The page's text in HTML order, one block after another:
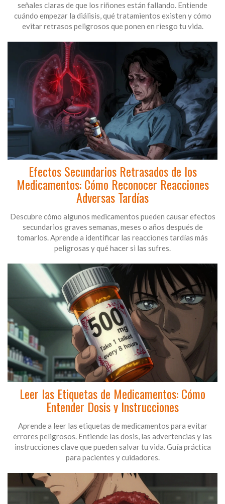
señales claras de que los riñones están fallando. Entiende
cuándo empezar la diálisis, qué tratamientos existen y cómo
evitar retrasos peligrosos que ponen en riesgo tu vida.
Efectos Secundarios Retrasados de los
Medicamentos: Cómo Reconocer Reacciones
Adversas Tardías
Descubre cómo algunos medicamentos pueden causar efectos
secundarios graves semanas, meses o años después de
tomarlos. Aprende a identificar las reacciones tardías más
peligrosas y qué hacer si las sufres.
Leer las Etiquetas de Medicamentos: Cómo
Entender Dosis y Instrucciones
Aprende a leer las etiquetas de medicamentos para evitar
errores peligrosos. Entiende las dosis, las advertencias y las
instrucciones clave que pueden salvar tu vida. Guía práctica
para pacientes y cuidadores.